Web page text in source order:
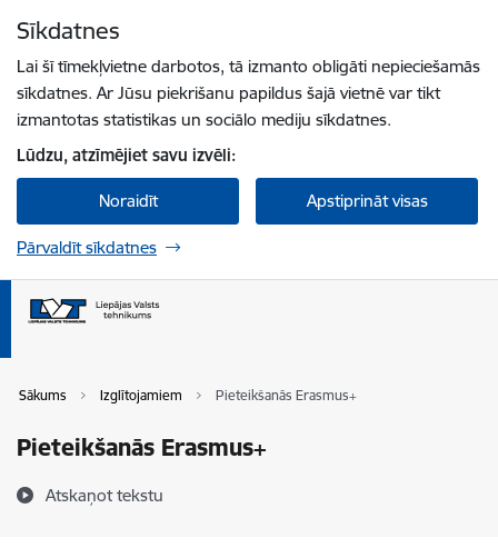
Sīkdatnes
Lai šī tīmekļvietne darbotos, tā izmanto obligāti nepieciešamās
sīkdatnes. Ar Jūsu piekrišanu papildus šajā vietnē var tikt
izmantotas statistikas un sociālo mediju sīkdatnes.
Lūdzu, atzīmējiet savu izvēli:
Noraidīt Apstiprināt visas
Pārvaldīt sīkdatnes
Sākums Izglītojamiem Pieteikšanās Erasmus+
Pieteikšanās Erasmus+
Atskaņot tekstu